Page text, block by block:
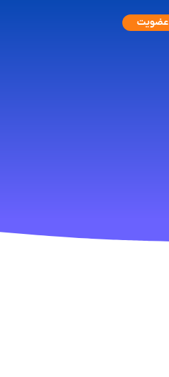
عضویت